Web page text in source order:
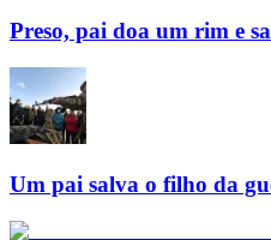
Preso, pai doa um rim e
Um pai salva o filho da